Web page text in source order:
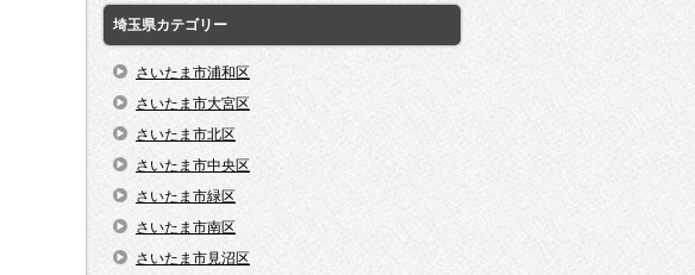
埼玉県カテゴリー
さいたま市浦和区
さいたま市大宮区
さいたま市北区
さいたま市中央区
さいたま市緑区
さいたま市南区
さいたま市見沼区